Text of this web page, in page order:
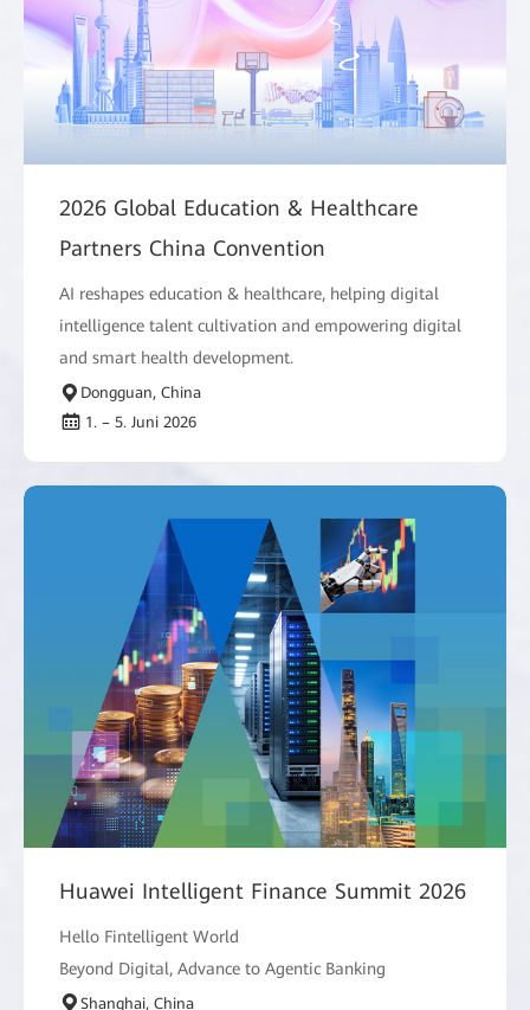
2026 Global Education & Healthcare
Partners China Convention
AI reshapes education & healthcare, helping digital
intelligence talent cultivation and empowering digital
and smart health development.
Dongguan, China
1. – 5. Juni 2026
Huawei Intelligent Finance Summit 2026
Hello Fintelligent World
Beyond Digital, Advance to Agentic Banking
Shanghai, China